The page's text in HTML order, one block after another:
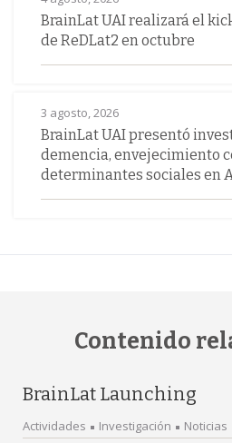
BrainLat UAI realizará el
de ReDLat2 en octubre
3 agosto, 2026
BrainLat UAI presentó
demencia, envejecimiento
determinantes sociales en
Contenido
BrainLat Launching
Actividades Investigación Noticias